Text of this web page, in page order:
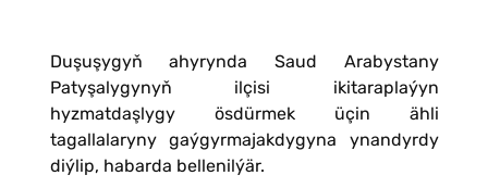
Duşuşygyň ahyrynda Saud Arabystany
Patyşalygynyň ilçisi ikitaraplaýyn
hyzmatdaşlygy ösdürmek üçin ähli
tagallalaryny gaýgyrmajakdygyna ynandyrdy
diýlip, habarda bellenilýär.